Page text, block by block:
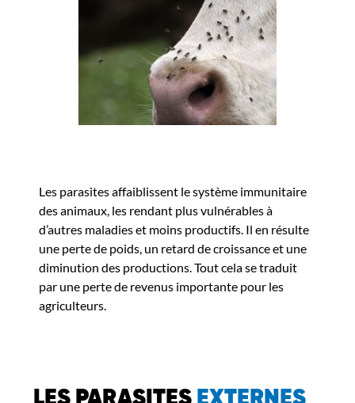
Les parasites affaiblissent le système immunitaire
des animaux, les rendant plus vulnérables à
d’autres maladies et moins productifs. Il en résulte
une perte de poids, un retard de croissance et une
diminution des productions. Tout cela se traduit
par une perte de revenus importante pour les
agriculteurs.